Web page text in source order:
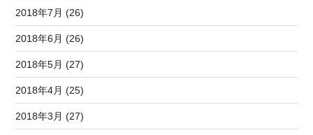
2018年7月 (26)
2018年6月 (26)
2018年5月 (27)
2018年4月 (25)
2018年3月 (27)